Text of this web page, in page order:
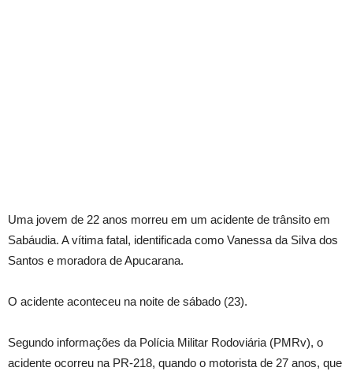
Uma jovem de 22 anos morreu em um acidente de trânsito em
Sabáudia. A vítima fatal, identificada como Vanessa da Silva dos
Santos e moradora de Apucarana.
O acidente aconteceu na noite de sábado (23).
Segundo informações da Polícia Militar Rodoviária (PMRv), o
acidente ocorreu na PR-218, quando o motorista de 27 anos, que